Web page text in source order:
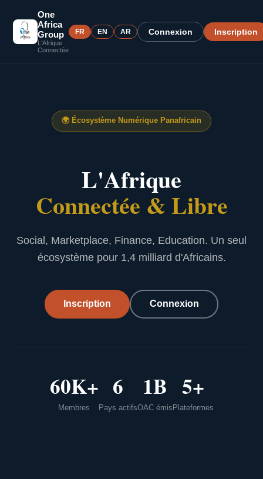
One
Africa
Group
L'Afrique
Connectée
FR EN AR Connexion Inscription
🌍 Écosystème Numérique Panafricain
L'Afrique
Connectée & Libre
Social, Marketplace, Finance, Education. Un seul
écosystème pour 1,4 milliard d'Africains.
Inscription Connexion
60K+
Membres
6
Pays actifs
1B
OAC émis
5+
Plateformes